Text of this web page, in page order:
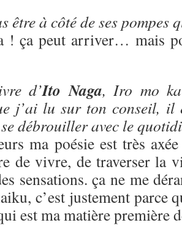
être à côté de ses pompes
! ça peut arriver… mais
d’Ito Naga, Iro mo
j’ai lu sur ton conseil,
se débrouiller avec le
ma poésie est très
de vivre, de traverser la
sensations. ça ne me
c’est justement parce
est ma matière première